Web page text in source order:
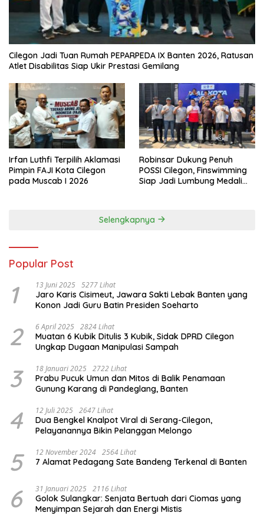
Cilegon Jadi Tuan Rumah PEPARPEDA IX Banten 2026, Ratusan
Atlet Disabilitas Siap Ukir Prestasi Gemilang
Irfan Luthfi Terpilih Aklamasi
Pimpin FAJI Kota Cilegon
pada Muscab I 2026
Robinsar Dukung Penuh
POSSI Cilegon, Finswimming
Siap Jadi Lumbung Medali
Selengkapnya
Popular Post
1 13 Juni 2025 5277 Lihat
Jaro Karis Cisimeut, Jawara Sakti Lebak Banten yang
Konon Jadi Guru Batin Presiden Soeharto
2 6 April 2025 2824 Lihat
Muatan 6 Kubik Ditulis 3 Kubik, Sidak DPRD Cilegon
Ungkap Dugaan Manipulasi Sampah
3 18 Januari 2025 2722 Lihat
Prabu Pucuk Umun dan Mitos di Balik Penamaan
Gunung Karang di Pandeglang, Banten
4 12 Juli 2025 2647 Lihat
Dua Bengkel Knalpot Viral di Serang-Cilegon,
Pelayanannya Bikin Pelanggan Melongo
5 12 November 2024 2564 Lihat
7 Alamat Pedagang Sate Bandeng Terkenal di Banten
6 31 Januari 2025 2116 Lihat
Golok Sulangkar: Senjata Bertuah dari Ciomas yang
Menyimpan Sejarah dan Energi Mistis